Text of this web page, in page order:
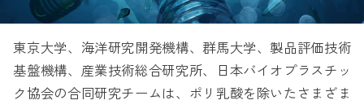
東京大学、海洋研究開発機構、群馬大学、製品評価技術
基盤機構、産業技術総合研究所、日本バイオプラスチッ
ク協会の合同研究チームは、ポリ乳酸を除いたさまざま